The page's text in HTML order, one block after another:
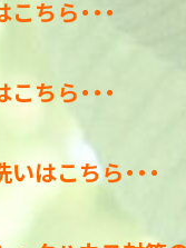
ちら・・・
ちら・・・
はこちら・・・